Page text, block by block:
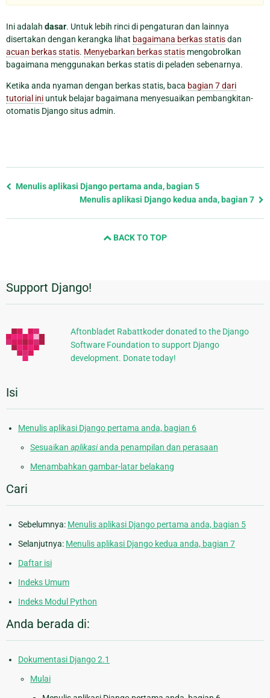
Ini adalah dasar. Untuk lebih rinci di pengaturan dan lainnya
disertakan dengan kerangka lihat bagaimana berkas statisdan
acuan berkas statis. Menyebarkan berkas statis mengobrolkan
bagaimana menggunakan berkas statis di peladen sebenarnya.
Ketika anda nyaman dengan berkas statis, baca bagian 7 dari
tutorial ini untuk belajar bagaimana menyesuaikan pembangkitan-
otomatis Django situs admin.
Previous
Menulis aplikasi Django pertama anda, bagian 5
Menulis aplikasi Django kedua anda, bagian 7
BACK TO TOP
Informasi
Tambahan
Support Django!
Aftonbladet Rabattkoder donated to the Django
Software Foundation to support Django
development. Donate today!
Isi
Menulis aplikasi Django pertama anda, bagian 6
Sesuaikan aplikasianda penampilan dan perasaan
Menambahkan gambar-latar belakang
Cari
Sebelumnya: Menulis aplikasi Django pertama anda, bagian 5
Selanjutnya: Menulis aplikasi Django kedua anda, bagian 7
Daftar isi
Indeks Umum
Indeks Modul Python
Anda berada di:
Dokumentasi Django 2.1
Mulai